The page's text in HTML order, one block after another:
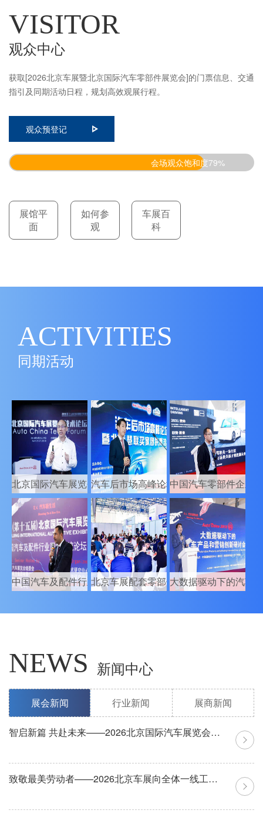
VISITOR
观众中心
获取[2026北京车展暨北京国际汽车零部件展览会]的门票信息、交通
指引及同期活动日程，规划高效观展行程。
观众预登记
会场观众饱和度79%
展馆平
面
如何参
观
车展百
科
ACTIVITIES
同期活动
北京国际汽车展览会技术论坛汽车后市场高峰论坛暨北京慧联买家团供
中国汽车零部件企业
中国汽车及配件行业国际交流论坛北京车展配套零部件企业售后配对会
大数据驱动下的汽车
NEWS 新闻中心
展会新闻 行业新闻 展商新闻
智启新篇 共赴未来——2026北京国际汽车展览会圆满闭幕
致敬最美劳动者——2026北京车展向全体一线工作人员送上节日祝福